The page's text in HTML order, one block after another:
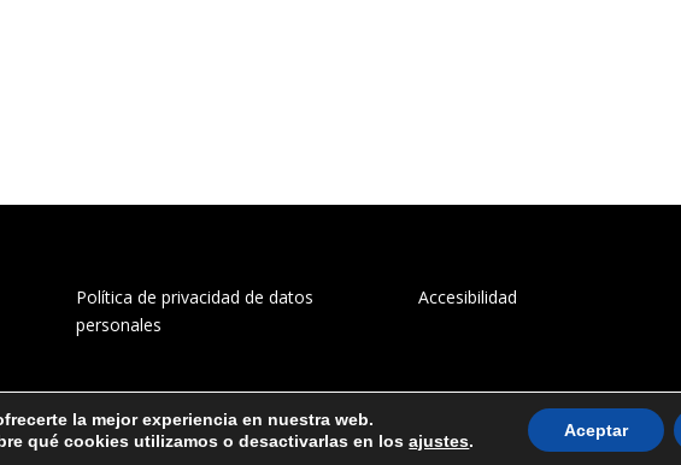
Política de privacidad de datos
personales
Accesibilidad
la mejor experiencia en nuestra web.
qué cookies utilizamos o desactivarlas en losajustes.
Aceptar